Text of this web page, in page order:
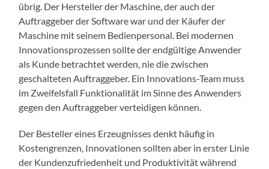
übrig. Der Hersteller der Maschine, der auch der
Auftraggeber der Software war und der Käufer der
Maschine mit seinem Bedienpersonal. Bei modernen
Innovationsprozessen sollte der endgültige Anwender
als Kunde betrachtet werden, nie die zwischen
geschalteten Auftraggeber. Ein Innovations-Team muss
im Zweifelsfall Funktionalität im Sinne des Anwenders
gegen den Auftraggeber verteidigen können.
Der Besteller eines Erzeugnisses denkt häufig in
Kostengrenzen, Innovationen sollten aber in erster Linie
der Kundenzufriedenheit und Produktivität während